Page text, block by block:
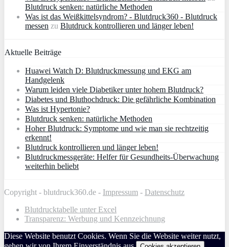
Blutdruck senken: natürliche Methoden
Was ist das Weißkittelsyndrom? - Blutdruck360 - Blutdruck
messen zu Blutdruck kontrollieren und länger leben!
Aktuelle Beiträge
Huawei Watch D: Blutdruckmessung und EKG am
Handgelenk
Warum leiden viele Diabetiker unter hohem Blutdruck?
Diabetes und Bluthochdruck: Die gefährliche Kombination
Was ist Hypertonie?
Blutdruck senken: natürliche Methoden
Hoher Blutdruck: Symptome und wie man sie rechtzeitig
erkennt!
Blutdruck kontrollieren und länger leben!
Blutdruckmessgeräte: Helfer für Gesundheits-Überwachung
weiterhin beliebt
Copyright - blutdruck360.de - Impressum - Datenschutz
Blutdrucktabelle unter Excel
Transparenz: Werbung und Kennzeichnung
Diese Website benutzt Cookies. Wenn Sie die Website weiter nutzt,